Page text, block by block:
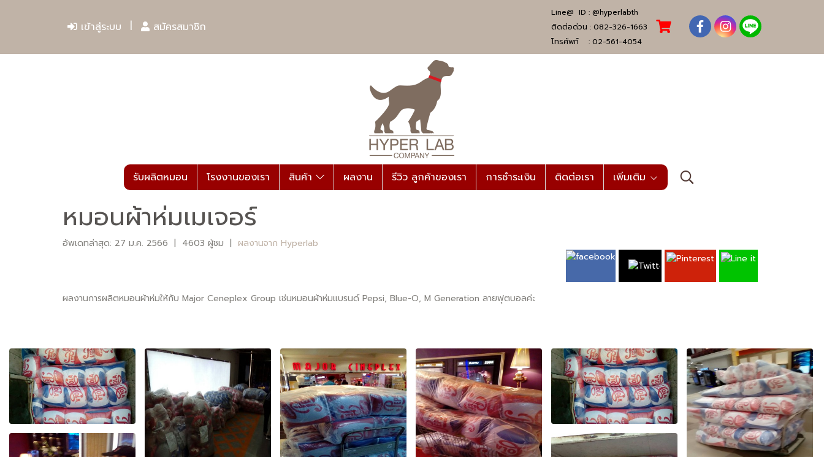
เข้าสู่ระบบ สมัครสมาชิก
Line@ ID : @hyperlabth
ติดต่อด่วน : 082-326-1663
โทรศัพท์ : 02-561-4054
รับผลิตหมอน โรงงานของเรา สินค้า ผลงาน รีวิว ลูกค้าของเรา การชำระเงิน ติดต่อเรา เพิ่มเติม
หมอนผ้าห่มเมเจอร์
อัพเดทล่าสุด: 27 ม.ค. 2566 | 4603 ผู้ชม | ผลงานจาก Hyperlab
ผลงานการผลิตหมอนผ้าห่มให้กับ Major Ceneplex Group เช่นหมอนผ้าห่มแบรนด์ Pepsi, Blue-O, M Generation ลายฟุตบอลค่ะ